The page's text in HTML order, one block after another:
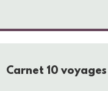
Carnet 10 voyages